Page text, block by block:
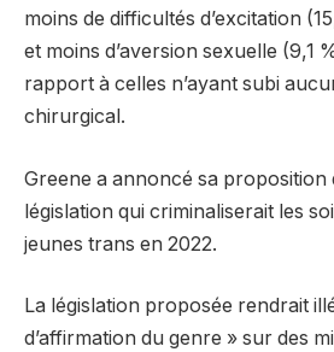
moins de difficultés d’excitation
et moins d’aversion sexuelle (9,1
rapport à celles n’ayant subi
chirurgical.
Greene a annoncé sa
législation qui criminaliserait les
jeunes trans en 2022.
La législation proposée rendrait
d’affirmation du genre » sur des